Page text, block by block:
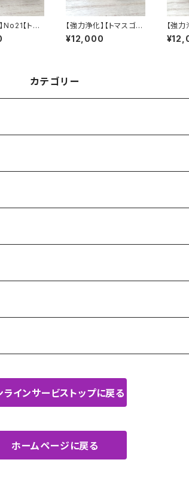
No21【トマ
・高品質水
】天然ブラ
【強力浄化】【トマスゴン
サガ産・高品質水晶クラ
スター】天然ブラジル産
¥12,000
【強
スゴ
晶ク
カテゴリー
ラインサービストップに戻る
ホームページに戻る